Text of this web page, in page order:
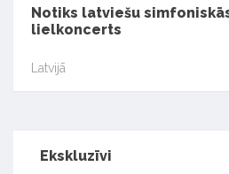
Notiks latviešu
lielkoncerts
Latvijā
Ekskluzīvi